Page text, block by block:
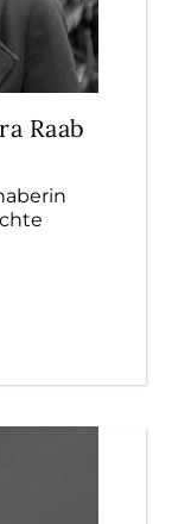
Raab